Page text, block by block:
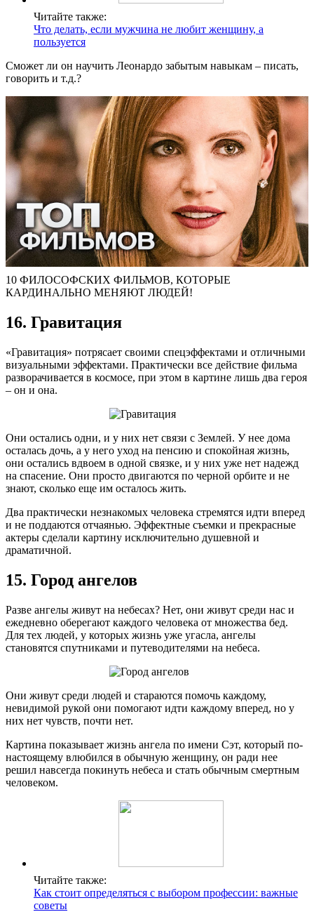
Читайте также:
Что делать, если мужчина не любит женщину, а
пользуется
Сможет ли он научить Леонардо забытым навыкам – писать,
говорить и т.д.?
10 ФИЛОСОФСКИХ ФИЛЬМОВ, КОТОРЫЕ
КАРДИНАЛЬНО МЕНЯЮТ ЛЮДЕЙ!
16. Гравитация
«Гравитация» потрясает своими спецэффектами и отличными
визуальными эффектами. Практически все действие фильма
разворачивается в космосе, при этом в картине лишь два героя
– он и она.
Они остались одни, и у них нет связи с Землей. У нее дома
осталась дочь, а у него уход на пенсию и спокойная жизнь,
они остались вдвоем в одной связке, и у них уже нет надежд
на спасение. Они просто двигаются по черной орбите и не
знают, сколько еще им осталось жить.
Два практически незнакомых человека стремятся идти вперед
и не поддаются отчаянью. Эффектные съемки и прекрасные
актеры сделали картину исключительно душевной и
драматичной.
15. Город ангелов
Разве ангелы живут на небесах? Нет, они живут среди нас и
ежедневно оберегают каждого человека от множества бед.
Для тех людей, у которых жизнь уже угасла, ангелы
становятся спутниками и путеводителями на небеса.
Они живут среди людей и стараются помочь каждому,
невидимой рукой они помогают идти каждому вперед, но у
них нет чувств, почти нет.
Картина показывает жизнь ангела по имени Сэт, который по-
настоящему влюбился в обычную женщину, он ради нее
решил навсегда покинуть небеса и стать обычным смертным
человеком.
Читайте также:
Как стоит определяться с выбором профессии: важные
советы